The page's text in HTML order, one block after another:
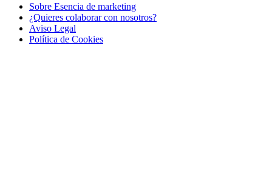
Sobre Esencia de marketing
¿Quieres colaborar con nosotros?
Aviso Legal
Polí­tica de Cookies